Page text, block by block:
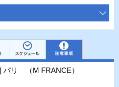
リ （M FRANCE）